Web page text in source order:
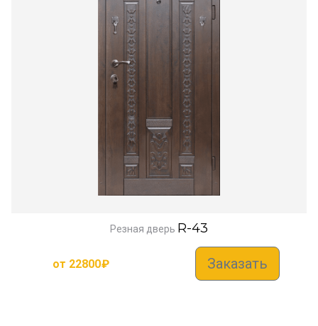
Резная дверь R-43
от 22800₽ Заказать